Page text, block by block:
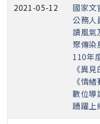
2021-05-12
國家文
公務人
讀風氣
聚傳染
110年
《異
《情
數位導
踴躍上